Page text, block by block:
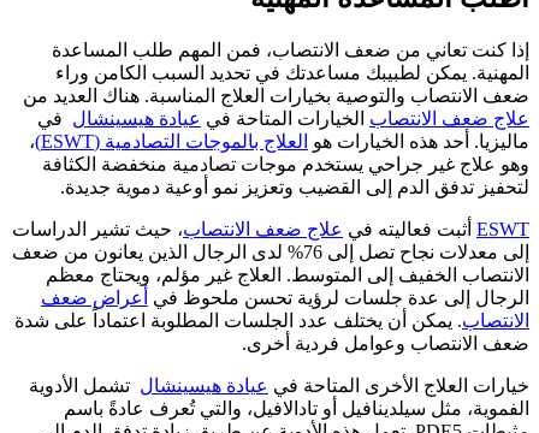
إذا كنت تعاني من ضعف الانتصاب، فمن المهم طلب المساعدة
المهنية. يمكن لطبيبك مساعدتك في تحديد السبب الكامن وراء
ضعف الانتصاب والتوصية بخيارات العلاج المناسبة. هناك العديد من
علاج ضعف الانتصاب الخيارات المتاحة في عيادة هيسينشال في
ماليزيا. أحد هذه الخيارات هو العلاج بالموجات التصادمية (ESWT)
،
وهو علاج غير جراحي يستخدم موجات تصادمية منخفضة الكثافة
لتحفيز تدفق الدم إلى القضيب وتعزيز نمو أوعية دموية جديدة.
ESWT أثبت فعاليته في علاج ضعف الانتصاب، حيث تشير الدراسات
إلى معدلات نجاح تصل إلى 76% لدى الرجال الذين يعانون من ضعف
الانتصاب الخفيف إلى المتوسط. العلاج غير مؤلم، ويحتاج معظم
الرجال إلى عدة جلسات لرؤية تحسن ملحوظ في
أعراض ضعف
الانتصاب. يمكن أن يختلف عدد الجلسات المطلوبة اعتماداً على شدة
ضعف الانتصاب وعوامل فردية أخرى.
خيارات العلاج الأخرى المتاحة في عيادة هيسينشال تشمل الأدوية
الفموية، مثل سيلدينافيل أو تادالافيل، والتي تُعرف عادةً باسم